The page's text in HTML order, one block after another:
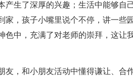
产生了深厚的兴趣；生活中能够自
家，孩子小嘴里说个不停，讲一些
色中，充满了对老师的崇拜，这让
友，和小朋友活动中懂得谦让、合